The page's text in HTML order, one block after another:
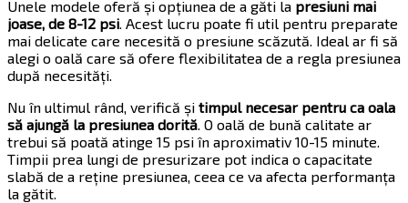
Unele modele oferă și opțiunea de a găti la presiuni mai
joase, de 8-12 psi . Acest lucru poate fi util pentru preparate
mai delicate care necesită o presiune scăzută. Ideal ar fi să
alegi o oală care să ofere flexibilitatea de a regla presiunea
după necesități.
Nu în ultimul rând, verifică și timpul necesar pentru ca oala
să ajungă la presiunea dorită . O oală de bună calitate ar
trebui să poată atinge 15 psi în aproximativ 10-15 minute.
Timpii prea lungi de presurizare pot indica o capacitate
slabă de a reține presiunea, ceea ce va afecta performanța
la gătit.